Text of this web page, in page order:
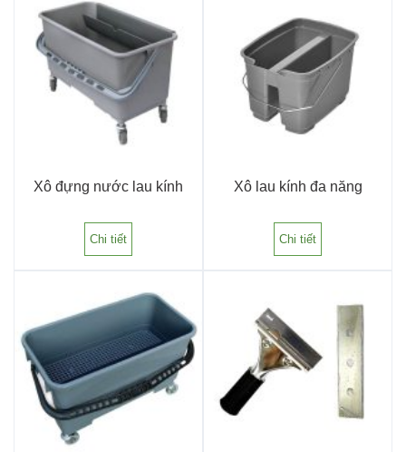
Xô đựng nước lau kính
Chi tiết
Xô lau kính đa năng
Chi tiết